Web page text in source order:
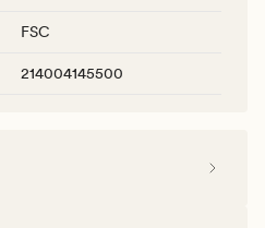
FSC
214004145500